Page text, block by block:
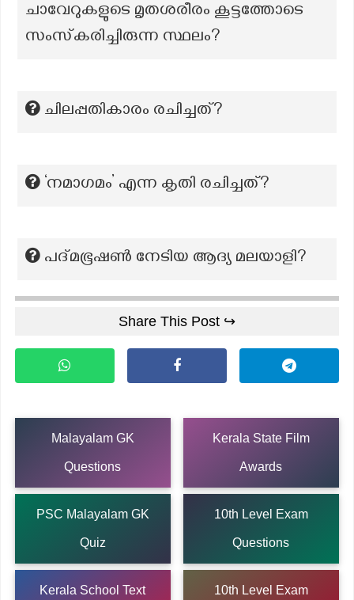
ചാവേറുകളുടെ മൃതശരീരം കൂട്ടത്തോടെ
സംസ്‌കരിച്ചിരുന്ന സ്ഥലം?
ചിലപ്പതികാരം രചിച്ചത്?
‘നമാഗമം’ എന്ന കൃതി രചിച്ചത്?
പദ്മഭൂഷൺ നേടിയ ആദ്യ മലയാളി?
Share This Post ↪
Malayalam GK
Questions
Kerala State Film
Awards
PSC Malayalam GK
Quiz
10th Level Exam
Questions
Kerala School Text 10th Level Exam